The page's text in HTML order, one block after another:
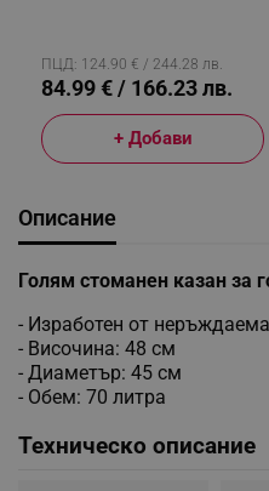
ПЦД: 124.90 € / 244.28 лв.
84.99 € / 166.23 лв.
+ Добави
Описание
Голям стоманен казан за
- Изработен от
- Височина: 48 см
- Диаметър: 45 см
- Обем: 70 литра
Техническо описание